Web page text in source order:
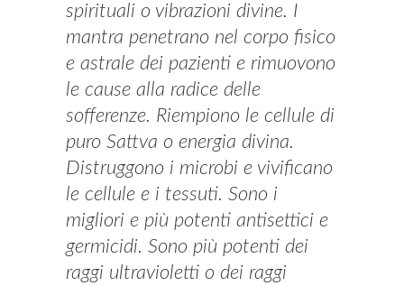
spirituali o vibrazioni divine. I
mantra penetrano nel corpo fisico
e astrale dei pazienti e rimuovono
le cause alla radice delle
sofferenze. Riempiono le cellule di
puro Sattva o energia divina.
Distruggono i microbi e vivificano
le cellule e i tessuti. Sono i
migliori e più potenti antisettici e
germicidi. Sono più potenti dei
raggi ultravioletti o dei raggi